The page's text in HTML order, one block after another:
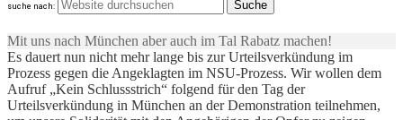
suche nach:
Mit uns nach München aber auch im Tal Rabatz machen!
Es dauert nun nicht mehr lange bis zur Urteilsverkündung im
Prozess gegen die Angeklagten im NSU-Prozess. Wir wollen dem
Aufruf „Kein Schlussstrich“ folgend für den Tag der
Urteilsverkündung in München an der Demonstration teilnehmen,